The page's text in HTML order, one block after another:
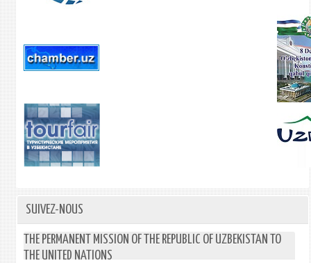
SUIVEZ-NOUS
THE PERMANENT MISSION OF THE REPUBLIC OF UZBEKISTAN TO
THE UNITED NATIONS